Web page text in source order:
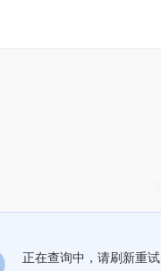
正在查询中，请刷新重试